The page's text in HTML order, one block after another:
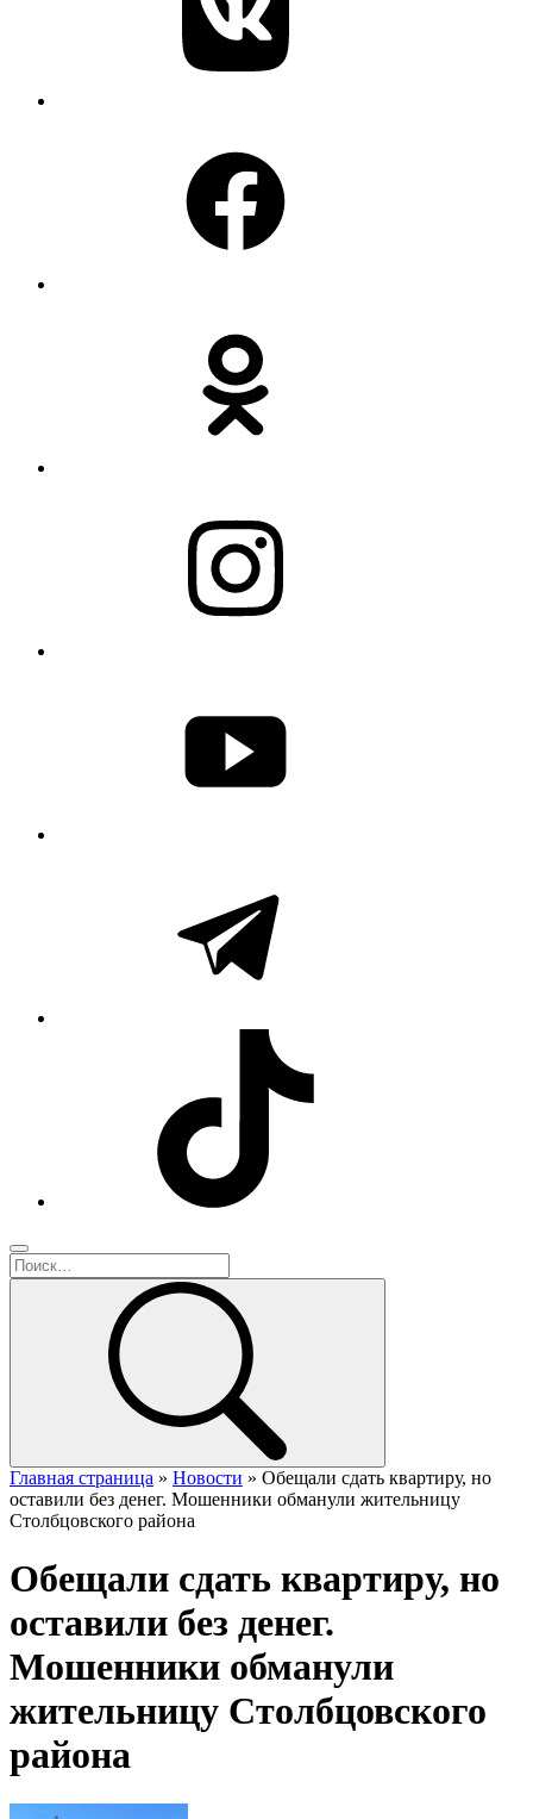
Главная страница » Новости » Обещали сдать квартиру, но
оставили без денег. Мошенники обманули жительницу
Столбцовского района
Обещали сдать квартиру, но
оставили без денег.
Мошенники обманули
жительницу Столбцовского
района